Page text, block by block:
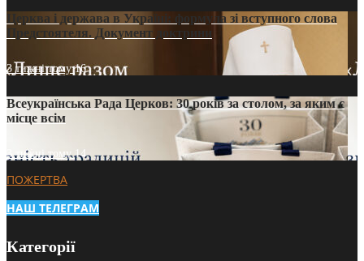
Церква і держава в Україні: формула зі вступного слова
Предстоятеля. Документ доктрини
3 тижні тому16
Всеукраїнська Рада Церков: 30 років за столом, за яким є
місце всім
3 тижні тому14
ПОЖЕРТВА
НАШ ТЕЛЕГРАМ
Категорії